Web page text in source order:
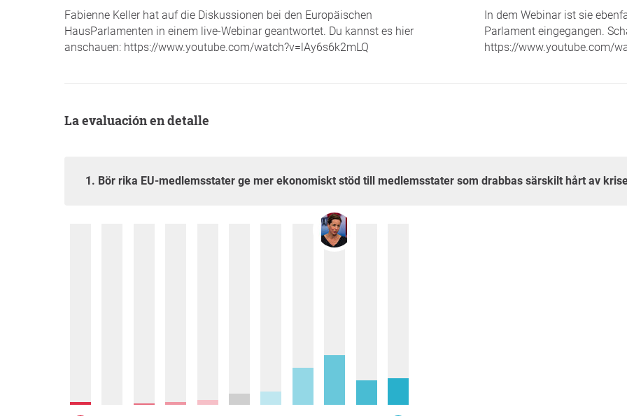
Fabienne Keller hat auf die Diskussionen bei den Europäischen
HausParlamenten in einem live-Webinar geantwortet. Du kannst es hier
anschauen: https://www.youtube.com/watch?v=lAy6s6k2mLQ
In dem Webinar ist sie
Parlament eingegangen.
https://www.youtube.com/
La evaluación en detalle
1. Bör rika EU-medlemsstater ge mer ekonomiskt stöd till medlemsstater som drabbas särskilt hårt av